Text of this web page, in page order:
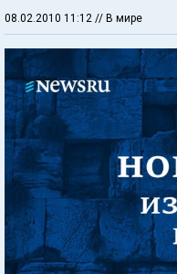
08.02.2010 11:12 // В мире